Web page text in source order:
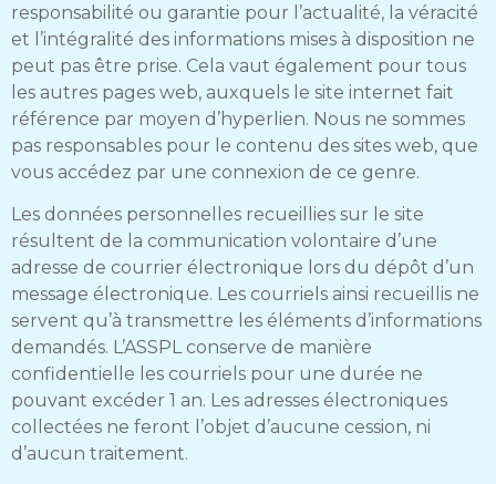
responsabilité ou garantie pour l’actualité, la véracité
et l’intégralité des informations mises à disposition ne
peut pas être prise. Cela vaut également pour tous
les autres pages web, auxquels le site internet fait
référence par moyen d’hyperlien. Nous ne sommes
pas responsables pour le contenu des sites web, que
vous accédez par une connexion de ce genre.
Les données personnelles recueillies sur le site
résultent de la communication volontaire d’une
adresse de courrier électronique lors du dépôt d’un
message électronique. Les courriels ainsi recueillis ne
servent qu’à transmettre les éléments d’informations
demandés. L’ASSPL conserve de manière
confidentielle les courriels pour une durée ne
pouvant excéder 1 an. Les adresses électroniques
collectées ne feront l’objet d’aucune cession, ni
d’aucun traitement.